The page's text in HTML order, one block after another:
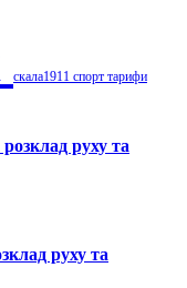
скала1911 спорт тарифи
руху та
руху та